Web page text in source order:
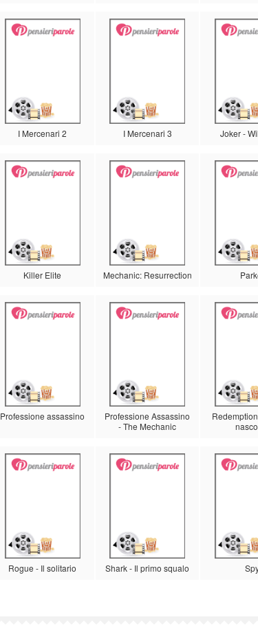
I Mercenari 2 I Mercenari 3 Joker -
Killer Elite Mechanic: Resurrection
Professione assassino
Professione Assassino
- The Mechanic
Rogue - Il solitario Shark - Il primo squalo